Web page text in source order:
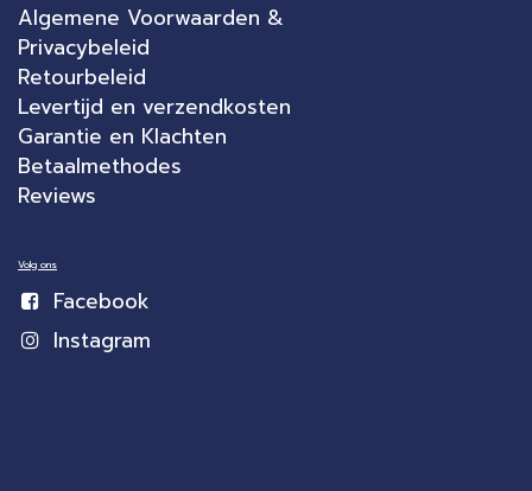
Algemene Voorwaarden &
Privacybeleid
Retourbeleid
Levertijd en verzendkosten
Garantie en Klachten
Betaalmethodes
Reviews
Volg ons
Facebook
Instagram